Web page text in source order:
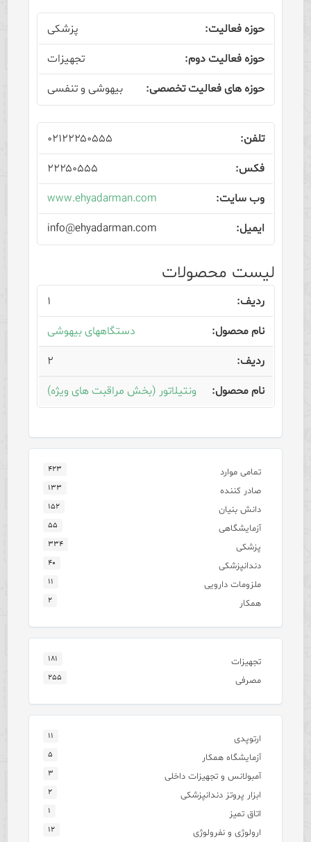
پزشکی
تجهیزات
بیهوشی و تنفسی
۰۲۱۲۲۲۵۰۵۵۵
۲۲۲۵۰۵۵۵
www.ehyadarman.com
info@ehyadarman.com
لیست محصولات
۱
دستگاههای بیهوشی
۲
ونتیلاتور (بخش مراقبت های ویژه)
تمامی موارد ۴۲۳
صادر کننده ۱۳۳
دانش بنیان ۱۵۲
آزمایشگاهی ۵۵
پزشکی ۳۳۴
دندانپزشکی ۴۰
ملزومات دارویی ۱۱
همکار ۲
تجهیزات ۱۸۱
مصرفی ۲۵۵
ارتوپدی ۱۱
آزمایشگاه همکار ۵
آمبولانس و تجهیزات داخلی ۳
ابزار پروتز دندانپزشکی ۲
اتاق تمیز ۱
ارولوژی و نفرولوژی ۱۲